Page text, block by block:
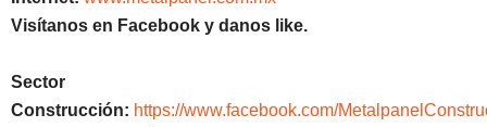
Visítanos en Facebook y danos like.
Sector
Construcción: https://www.facebook.com/